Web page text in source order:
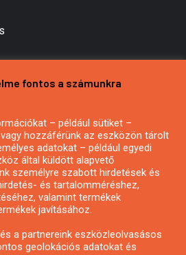
vagy hírlevél
fontos a számunkra
– például sütiket –
hozzáférünk az eszközön tárolt
adatokat – például egyedi
által küldött alapvető
személyre szabott hirdetések és
és tartalomméréshez,
valamint termékek
javításához.
a partnereink eszközleolvasásos
geolokációs adatokat és